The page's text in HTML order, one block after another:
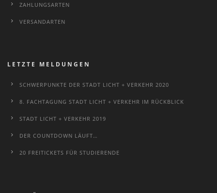
ZAHLUNGSARTEN
VERSANDARTEN
LETZTE MELDUNGEN
SCHWERPUNKTE DER STADT LICHT + VERKEHR 2020
8. FACHTAGUNG STADT LICHT + VERKEHR IM RÜCKBLICK
STADT LICHT + VERKEHR 2019
DER COUNTDOWN LÄUFT…
20 FREITICKETS FÜR STUDIERENDE